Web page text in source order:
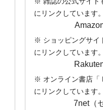
にリンクしています。
※ ショッピングサイ
にリンクしています。
※ オンライン書店「
にリンクしています。
7net（